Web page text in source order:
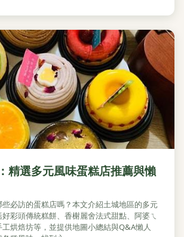
精選多元風味蛋糕店推薦與懶
必訪的蛋糕店嗎？本文介紹土城地區的多元
彩頭傳統糕餅、香榭麗舍法式甜點、阿婆ㄟ
烘焙坊等，並提供地圖小總結與Q&A懶人